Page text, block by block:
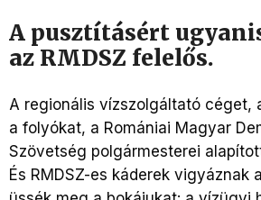
A pusztításért
az RMDSZ felelős.
A regionális vízszolgáltató céget,
a folyókat, a Romániai Magyar
Szövetség polgármesterei
És RMDSZ-es káderek vigyáznak